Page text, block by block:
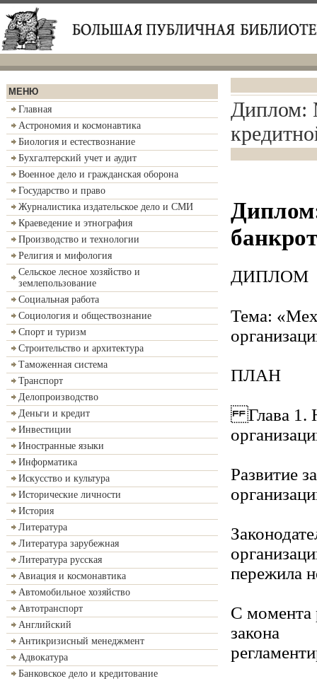
МЕНЮ
Главная
Астрономия и космонавтика
Биология и естествознание
Бухгалтерский учет и аудит
Военное дело и гражданская оборона
Государство и право
Журналистика издательское дело и СМИ
Краеведение и этнография
Производство и технологии
Религия и мифология
Сельское лесное хозяйство и
землепользование
Социальная работа
Социология и обществознание
Спорт и туризм
Строительство и архитектура
Таможенная система
Транспорт
Делопроизводство
Деньги и кредит
Инвестиции
Иностранные языки
Информатика
Искусство и культура
Исторические личности
История
Литература
Литература зарубежная
Литература русская
Авиация и космонавтика
Автомобильное хозяйство
Автотранспорт
Английский
Антикризисный менеджмент
Адвокатура
Банковское дело и кредитование
Диплом:
ДИПЛОМ
Тема:
ПЛАН
Глава 1.
Развитие
пережила
С момента
закона